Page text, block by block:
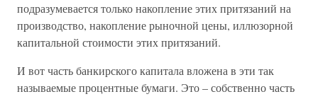
подразумевается только накопление этих притязаний на
производство, накопление рыночной цены, иллюзорной
капитальной стоимости этих притязаний.
И вот часть банкирского капитала вложена в эти так
называемые процентные бумаги. Это – собственно часть